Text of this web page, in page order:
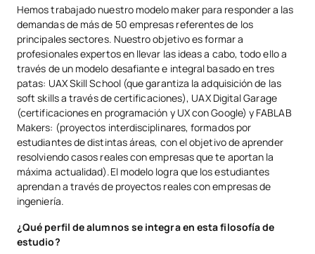
Hemos trabajado nuestro modelo maker para responder a las
demandas de más de 50 empresas referentes de los
principales sectores. Nuestro objetivo es formar a
profesionales expertos en llevar las ideas a cabo, todo ello a
través de un modelo desafiante e integral basado en tres
patas: UAX Skill School (que garantiza la adquisición de las
soft skills a través de certificaciones), UAX Digital Garage
(certificaciones en programación y UX con Google) y FABLAB
Makers: (proyectos interdisciplinares, formados por
estudiantes de distintas áreas, con el objetivo de aprender
resolviendo casos reales con empresas que te aportan la
máxima actualidad).El modelo logra que los estudiantes
aprendan a través de proyectos reales con empresas de
ingeniería.
¿Qué perfil de alumnos se integra en esta filosofía de
estudio?